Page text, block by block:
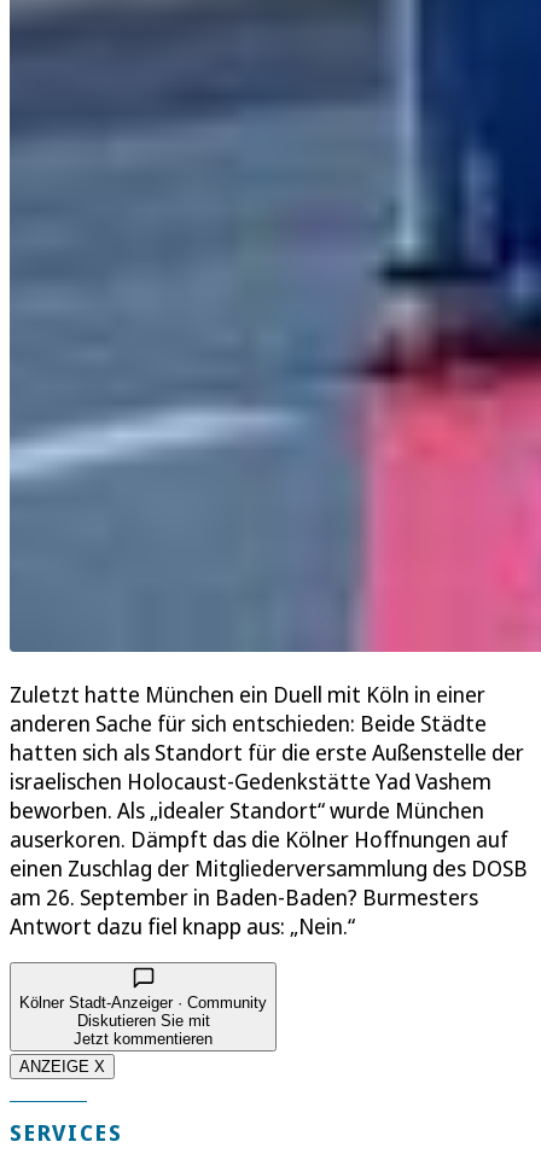
Zuletzt hatte München ein Duell mit Köln in einer
anderen Sache für sich entschieden: Beide Städte
hatten sich als Standort für die erste Außenstelle der
israelischen Holocaust-Gedenkstätte Yad Vashem
beworben. Als „idealer Standort“ wurde München
auserkoren. Dämpft das die Kölner Hoffnungen auf
einen Zuschlag der Mitgliederversammlung des DOSB
am 26. September in Baden-Baden? Burmesters
Antwort dazu fiel knapp aus: „Nein.“
Kölner Stadt-Anzeiger · Community
Diskutieren Sie mit
Jetzt kommentieren
ANZEIGE X
SERVICES